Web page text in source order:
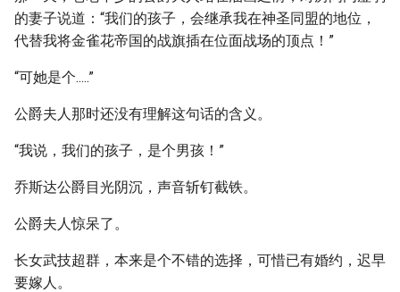
的妻子说道：“我们的孩子，会继承我在神圣同盟的地位，
代替我将金雀花帝国的战旗插在位面战场的顶点！”
“可她是个.....”
公爵夫人那时还没有理解这句话的含义。
“我说，我们的孩子，是个男孩！”
乔斯达公爵目光阴沉，声音斩钉截铁。
公爵夫人惊呆了。
长女武技超群，本来是个不错的选择，可惜已有婚约，迟早
要嫁人。